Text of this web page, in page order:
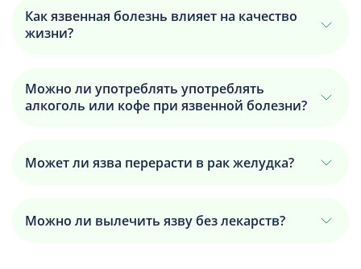
Как язвенная болезнь влияет на качество
жизни?
Можно ли употреблять употреблять
алкоголь или кофе при язвенной болезни?
Может ли язва перерасти в рак желудка?
Можно ли вылечить язву без лекарств?